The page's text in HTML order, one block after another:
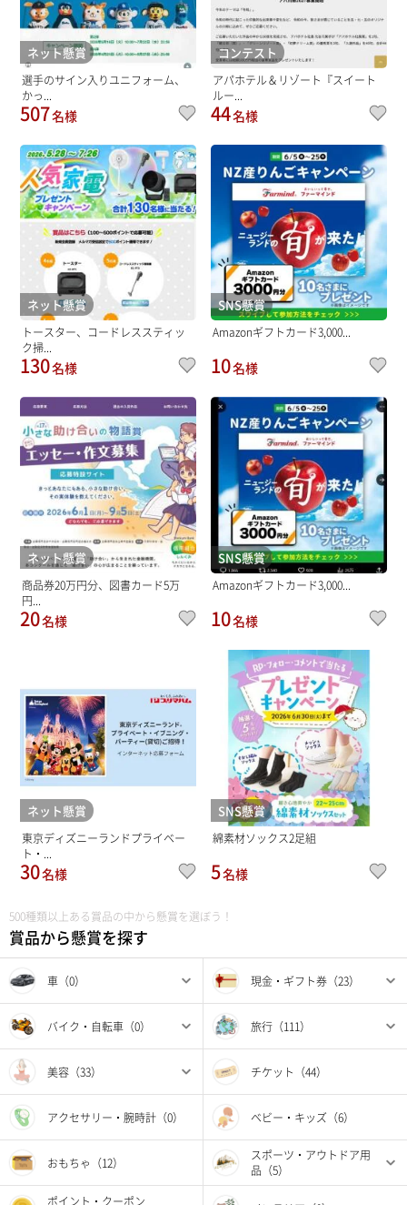
500種類以上ある賞品の中から懸賞を選ぼう！
賞品から懸賞を探す
車（0） 現金・ギフト券（23）
バイク・自転車（0） 旅行（111）
美容（33） チケット（44）
アクセサリー・腕時計（0） ベビー・キッズ（6）
おもちゃ（12）
スポーツ・アウトドア用
品（5）
ポイント・クーポン
ネット懸賞
選手のサイン入りユニフォーム、
かっ...
507名様
コンテスト
アパホテル＆リゾート『スイート
ルー...
44名様
ネット懸賞
トースター、コードレススティッ
ク掃...
130名様
SNS懸賞
Amazonギフトカード3,000...
10名様
ネット懸賞
商品券20万円分、図書カード5万
円...
20名様
SNS懸賞
Amazonギフトカード3,000...
10名様
ネット懸賞
東京ディズニーランドプライベー
ト・...
30名様
SNS懸賞
綿素材ソックス2足組
5名様